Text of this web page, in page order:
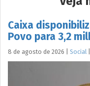
Caixa
Povo para 3,2
8 de agosto de 2026 Social